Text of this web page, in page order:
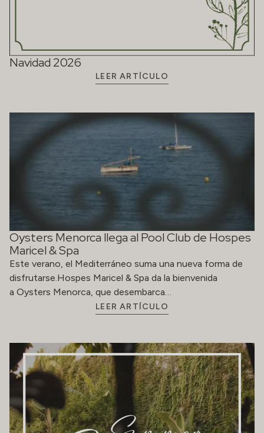
Navidad 2026
LEER ARTÍCULO
Oysters Menorca llega al Pool Club de Hospes
Maricel & Spa
Este verano, el Mediterráneo suma una nueva forma de
disfrutarse.Hospes Maricel & Spa da la bienvenida
a Oysters Menorca, que desembarca…
LEER ARTÍCULO